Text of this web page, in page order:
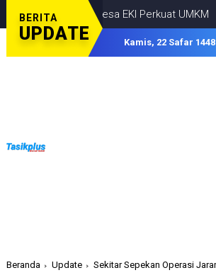
BERITA
UPDATE
Desa EKI Perkuat UMKM EKONOMI
Kamis, 22 Safar
Beranda Update Sekitar Sepekan Operasi Jaran, Polres